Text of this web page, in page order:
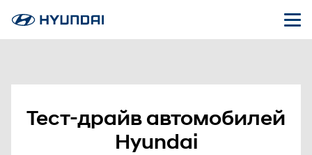
Тест-драйв автомобилей
Hyundai